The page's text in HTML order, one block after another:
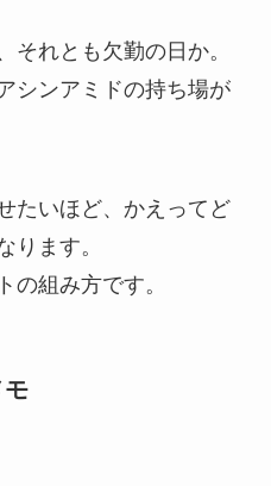
それとも欠勤の日か。
シンアミドの持ち場が
たいほど、かえってど
ります。
の組み方です。
モ